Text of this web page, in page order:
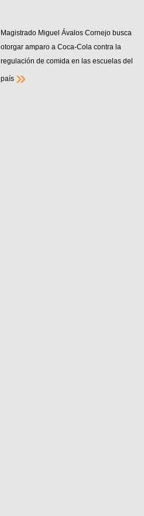
Magistrado Miguel Ávalos Cornejo busca
otorgar amparo a Coca-Cola contra la
regulación de comida en las escuelas del
país »